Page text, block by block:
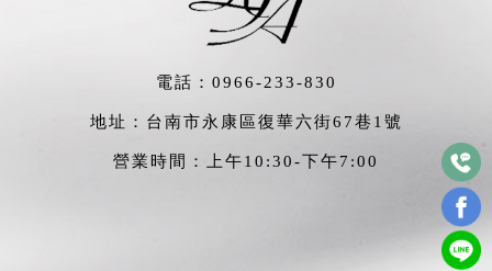
電話： 0966-233-830
地址：台南市永康區復華六街67巷1號
營業時間：上午10:30-下午7:00